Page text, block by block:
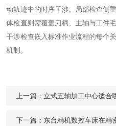
动轨迹中的时序干涉。局部检查侧
体检查则需覆盖刀柄、主轴与工件
干涉检查嵌入标准作业流程的每个
机制。
上一篇： 立式五轴加工中心适合
下一篇： 东台精机数控车床在精